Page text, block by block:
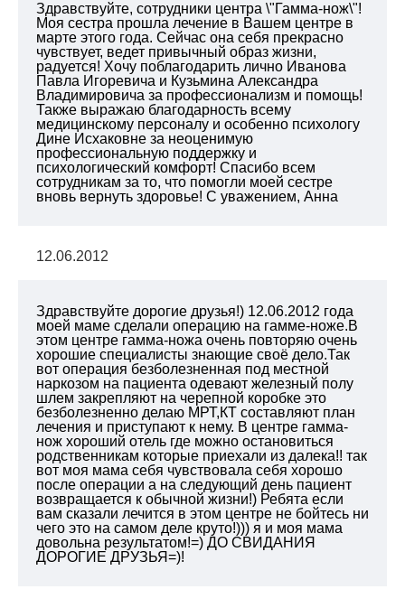
Здравствуйте, сотрудники центра \"Гамма-нож\"!
Моя сестра прошла лечение в Вашем центре в
марте этого года. Сейчас она себя прекрасно
чувствует, ведет привычный образ жизни,
радуется! Хочу поблагодарить лично Иванова
Павла Игоревича и Кузьмина Александра
Владимировича за профессионализм и помощь!
Также выражаю благодарность всему
медицинскому персоналу и особенно психологу
Дине Исхаковне за неоценимую
профессиональную поддержку и
психологический комфорт! Спасибо всем
сотрудникам за то, что помогли моей сестре
вновь вернуть здоровье! С уважением, Анна
12.06.2012
Здравствуйте дорогие друзья!) 12.06.2012 года
моей маме сделали операцию на гамме-ноже.В
этом центре гамма-ножа очень повторяю очень
хорошие специалисты знающие своё дело.Так
вот операция безболезненная под местной
наркозом на пациента одевают железный полу
шлем закрепляют на черепной коробке это
безболезненно делаю МРТ,КТ составляют план
лечения и приступают к нему. В центре гамма-
нож хороший отель где можно остановиться
родственникам которые приехали из далека!! так
вот моя мама себя чувствовала себя хорошо
после операции а на следующий день пациент
возвращается к обычной жизни!) Ребята если
вам сказали лечится в этом центре не бойтесь ни
чего это на самом деле круто!))) я и моя мама
довольна результатом!=) ДО СВИДАНИЯ
ДОРОГИЕ ДРУЗЬЯ=)!